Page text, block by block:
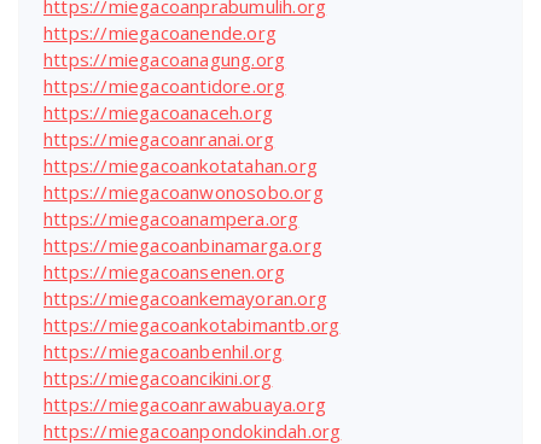
https://miegacoanprabumulih.org
https://miegacoanende.org
https://miegacoanagung.org
https://miegacoantidore.org
https://miegacoanaceh.org
https://miegacoanranai.org
https://miegacoankotatahan.org
https://miegacoanwonosobo.org
https://miegacoanampera.org
https://miegacoanbinamarga.org
https://miegacoansenen.org
https://miegacoankemayoran.org
https://miegacoankotabimantb.org
https://miegacoanbenhil.org
https://miegacoancikini.org
https://miegacoanrawabuaya.org
https://miegacoanpondokindah.org